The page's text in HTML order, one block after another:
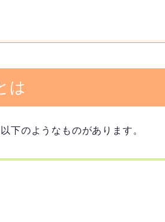
は
下のようなものがあります。